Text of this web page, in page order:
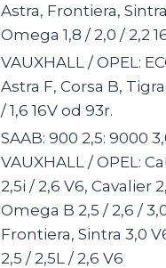
Astra, Frontiera,
Omega 1,8 / 2,0 / 2,2
VAUXHALL / OPEL:
Astra F, Corsa B,
/ 1,6 16V od 93r.
SAAB: 900 2,5: 9000
VAUXHALL / OPEL:
2,5i / 2,6 V6, Cavalier
Omega B 2,5 / 2,6 /
Frontiera, Sintra 3,0
2,5 / 2,5L / 2,6 V6